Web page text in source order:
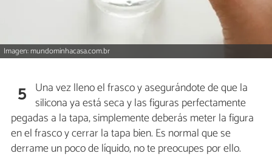
Imagen: mundominhacasa.com.br
5 Una vez lleno el frasco y asegurándote de que la
silicona ya está seca y las figuras perfectamente
pegadas a la tapa, simplemente deberás meter la figura
en el frasco y cerrar la tapa bien. Es normal que se
derrame un poco de líquido, no te preocupes por ello.